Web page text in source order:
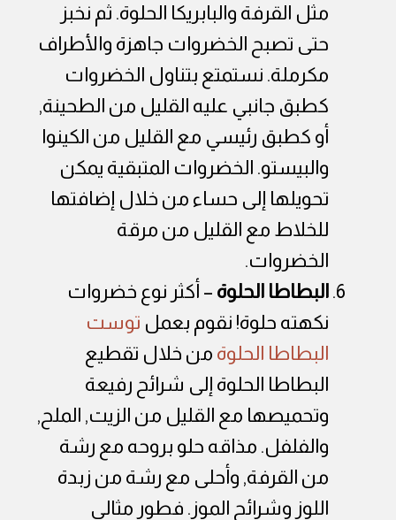
مثل القرفة والبابريكا الحلوة. ثم نخبز
حتى تصبح الخضروات جاهزة والأطراف
مكرملة. نستمتع بتناول الخضروات
كطبق جانبي عليه القليل من الطحينة,
أو كطبق رئيسي مع القليل من الكينوا
والبيستو. الخضروات المتبقية يمكن
تحويلها إلى حساء من خلال إضافتها
للخلاط مع القليل من مرقة
الخضروات.
البطاطا الحلوة – أكثر نوع خضروات
نكهته حلوة! نقوم بعمل توست
البطاطا الحلوة من خلال تقطيع
البطاطا الحلوة إلى شرائح رفيعة
وتحميصها مع القليل من الزيت, الملح,
والفلفل. مذاقه حلو بروحه مع رشة
من القرفة, وأحلى مع رشة من زبدة
اللوز وشرائح الموز. فطور مثالي